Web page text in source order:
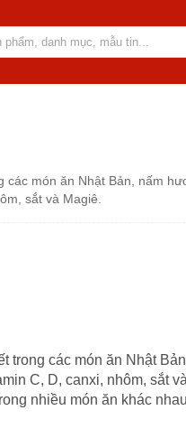
món ăn Nhật Bản, nấm
sắt và Magiê.
trong các món ăn Nhật
C, D, canxi, nhôm, sắt
nhiều món ăn khác